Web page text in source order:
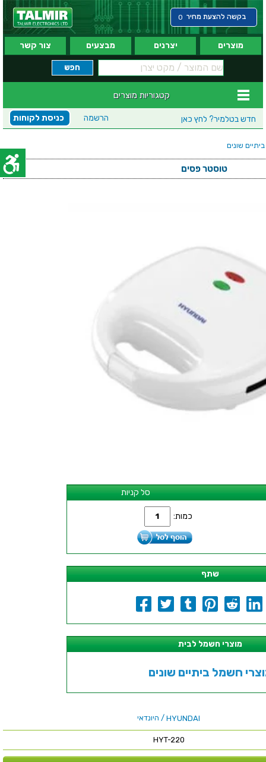
בקשה להצעת מחיר 0
מוצרים יצרנים מבצעים צור קשר
קטגוריות מוצרים
חדש בטלמיר? לחץ כאן כניסת לקוחות הרשמה
שונים
טוסטר פסים
סל קניות
כמות:
שתף
מוצרי חשמל לבית
חשמל ביתיים שונים
HYUNDAI / היונדאי
HYT-220